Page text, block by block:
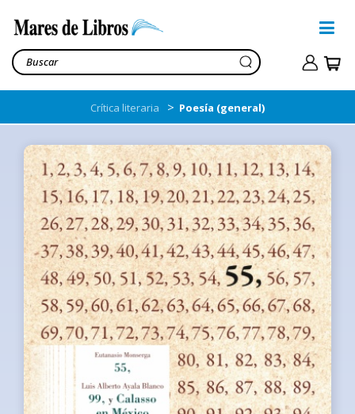
Crítica literaria > Poesía (general)